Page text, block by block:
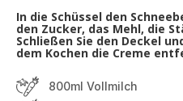
In die Schüssel den
den Zucker, das Mehl, die
Schließen Sie den Deckel
dem Kochen die Creme
800ml Vollmilch